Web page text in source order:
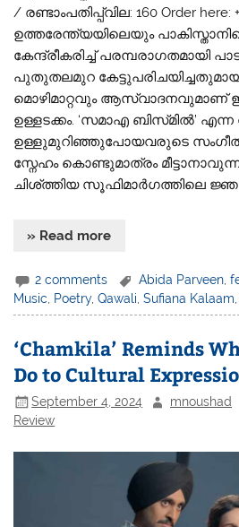
/ രണ്ടാംപതിപ്പ്വില: 160 Order here:
ഉത്തരേന്ത്യയിലെയും
കേന്ദ്രീകരിച്ച് പരമ്പരാഗതമായി
പുതുതലമുറ
മൊഴിമാറ്റവും
ഉള്ളടക്കം. ‘സമാഎ ബിസ്‌മിൽ’ എന്ന
ഉള്ളുമുറിഞ്ഞുപോയവരുടെ
സ്നേഹം കൊണ്ടുമാത്രം
ചിശ്ത്തിയ സൂഫിമാർഗത്തിലെ
» Read more
2 comments Abida Parveen ,
Music, Poetry,Qawali,Sufiana Kalaam
‘Chamkila’ Reminds
Do to Cultural
September 4, 2024 mnoushad
Review